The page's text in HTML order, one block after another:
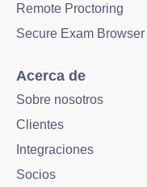
Remote Proctoring
Secure Exam Browser
Acerca de
Sobre nosotros
Clientes
Integraciones
Socios